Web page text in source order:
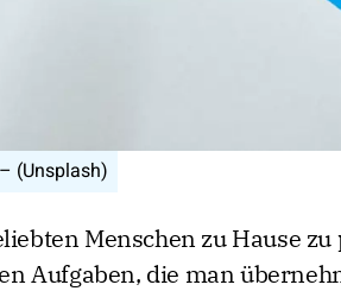
(Unsplash)
Menschen zu Hause
Aufgaben, die man